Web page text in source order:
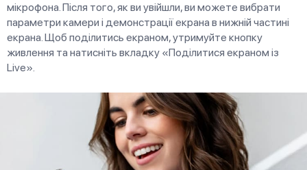
мікрофона. Після того, як ви увійшли, ви можете вибрати
параметри камери і демонстрації екрана в нижній частині
екрана. Щоб поділитись екраном, утримуйте кнопку
живлення та натисніть вкладку «Поділитися екраном із
Live».